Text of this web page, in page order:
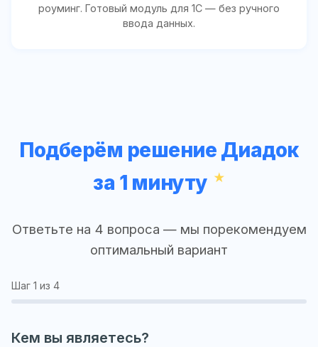
роуминг. Готовый модуль для 1С — без ручного
ввода данных.
Подберём решение Диадок
за 1 минуту
Ответьте на 4 вопроса — мы порекомендуем
оптимальный вариант
Шаг 1 из 4
Кем вы являетесь?